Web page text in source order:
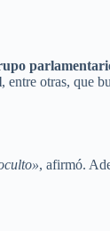
, entre otras, que
, afirmó.